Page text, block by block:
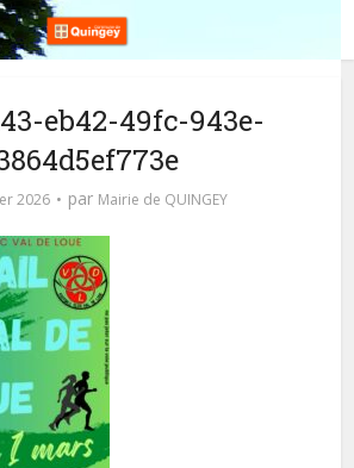
eb42-49fc-943e-
2026 par Mairie de QUINGEY